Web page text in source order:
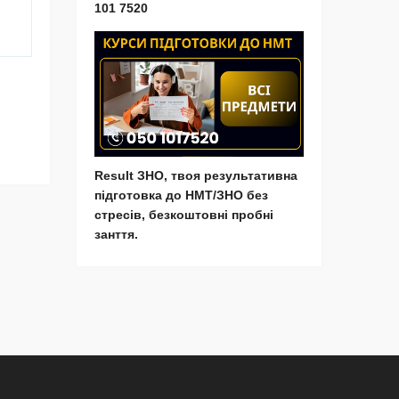
101 7520
Result ЗНО, твоя результативна
підготовка до НМТ/ЗНО без
стресів, безкоштовні пробні
занття.